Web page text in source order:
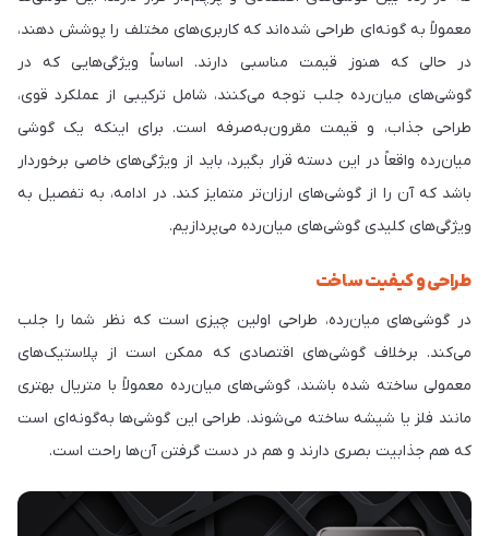
معمولاً به گونه‌ای طراحی شده‌اند که کاربری‌های مختلف را پوشش دهند،
در حالی که هنوز قیمت مناسبی دارند. اساساً ویژگی‌هایی که در
گوشی‌های میان‌رده جلب توجه می‌کنند، شامل ترکیبی از عملکرد قوی،
طراحی جذاب، و قیمت مقرون‌به‌صرفه است. برای اینکه یک گوشی
میان‌رده واقعاً در این دسته قرار بگیرد، باید از ویژگی‌های خاصی برخوردار
باشد که آن را از گوشی‌های ارزان‌تر متمایز کند. در ادامه، به تفصیل به
ویژگی‌های کلیدی گوشی‌های میان‌رده می‌پردازیم.
طراحی و کیفیت ساخت
در گوشی‌های میان‌رده، طراحی اولین چیزی است که نظر شما را جلب
می‌کند. برخلاف گوشی‌های اقتصادی که ممکن است از پلاستیک‌های
معمولی ساخته شده باشند، گوشی‌های میان‌رده معمولاً با متریال بهتری
مانند فلز یا شیشه ساخته می‌شوند. طراحی این گوشی‌ها به‌گونه‌ای است
که هم جذابیت بصری دارند و هم در دست گرفتن آن‌ها راحت است.